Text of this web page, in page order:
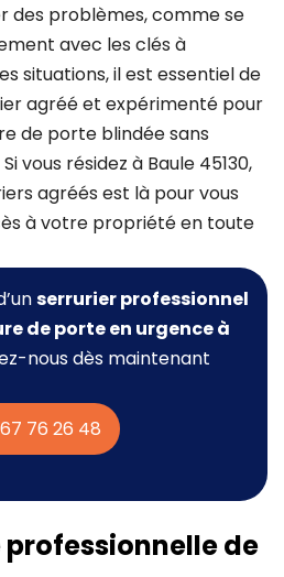
des problèmes, comme se
avec les clés à
situations, il est essentiel de
agréé et expérimenté pour
de porte blindée sans
vous résidez à Baule 45130,
agréés est là pour vous
à votre propriété en toute
serrurier professionnel
de porteen urgence à
nous dès maintenant
76 26 48
de